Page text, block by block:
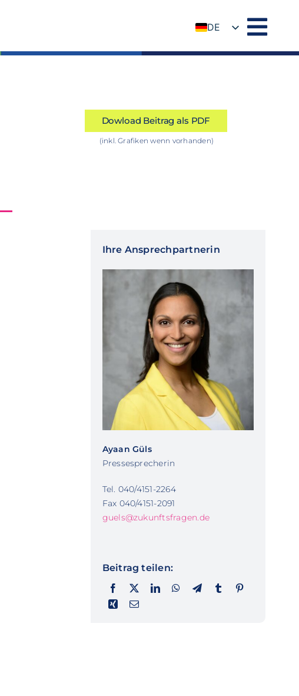
DE
Dowload Beitrag als PDF
(inkl. Grafiken wenn vorhanden)
Ihre Ansprechpartnerin
Ayaan Güls
Pressesprecherin
Tel. 040/4151-2264
Fax 040/4151-2091
guels@zukunftsfragen.de
Beitrag teilen: